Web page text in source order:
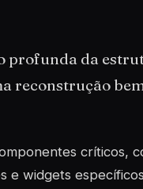
profunda da
reconstrução
críticos,
e widgets